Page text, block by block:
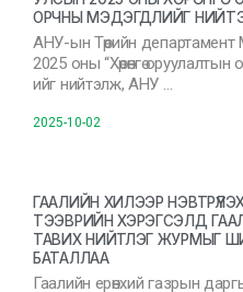
ОРЧНЫ МЭДЭГДЛИЙГ
АНУ-ын Төрийн
2025 оны “Хөрөнгө
ийг нийтэлж, АНУ …
2025-10-02
ГААЛИЙН ХИЛЭЭР
ТЭЭВРИЙН ХЭРЭГСЭЛД
ТАВИХ НИЙТЛЭГ ЖУРМЫГ
БАТАЛЛАА
Гаалийн ерөнхий газрын